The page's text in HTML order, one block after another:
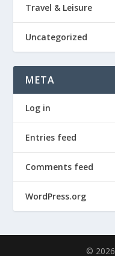
Travel & Leisure
Uncategorized
META
Log in
Entries feed
Comments feed
WordPress.org
© 2026